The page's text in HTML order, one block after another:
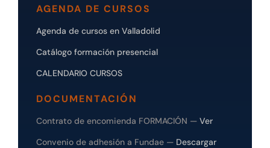
AGENDA DE CURSOS
Agenda de cursos en Valladolid
Catálogo formación presencial
CALENDARIO CURSOS
DOCUMENTACIÓN
Contrato de encomienda FORMACIÓN — Ver
Convenio de adhesión a Fundae — Descargar